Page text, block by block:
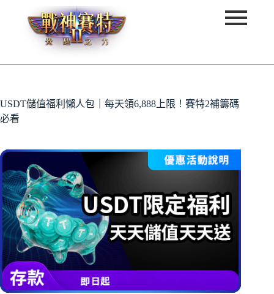
USDT儲值福利懶人包｜每天領6,888上限！賽特2補籌碼
必看